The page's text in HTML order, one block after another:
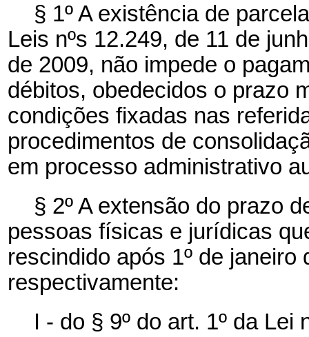
§ 1º A existência de
Leis nºs 12.249, de 11 de
de 2009, não impede o
débitos, obedecidos o prazo
condições fixadas nas
procedimentos de
em processo administrativo
§ 2º A extensão do prazo
pessoas físicas e jurídicas
rescindido após 1º de janeiro
respectivamente:
I - do § 9º do art. 1º da Lei